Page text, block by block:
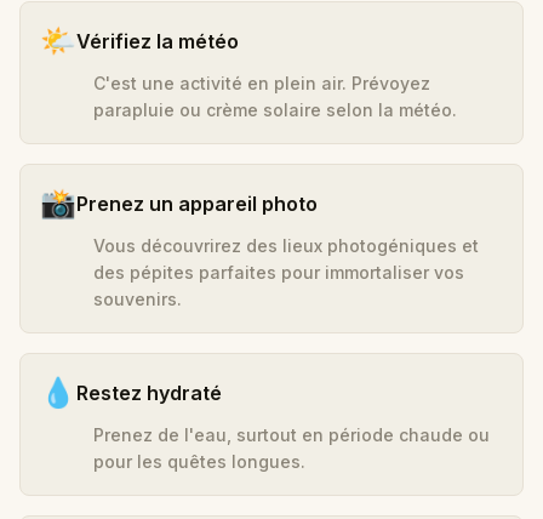
🌤️Vérifiez la météo
C'est une activité en plein air. Prévoyez
parapluie ou crème solaire selon la météo.
📸Prenez un appareil photo
Vous découvrirez des lieux photogéniques et
des pépites parfaites pour immortaliser vos
souvenirs.
💧 Restez hydraté
Prenez de l'eau, surtout en période chaude ou
pour les quêtes longues.